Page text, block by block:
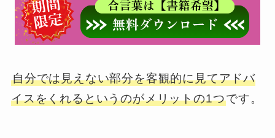
自分では見えない部分を客観的に見てアドバ
イスをくれるというのがメリットの1つです。